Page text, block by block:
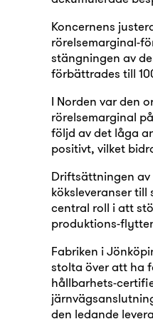
Koncernens
rörelsemarginal-
stängningen av
förbättrades till
I Norden var den
rörelsemarginal
följd av det låga
positivt, vilket
Driftsättningen
köksleveranser
central roll i att
produktions-
Fabriken i
stolta över att ha
hållbarhets-
den ledande